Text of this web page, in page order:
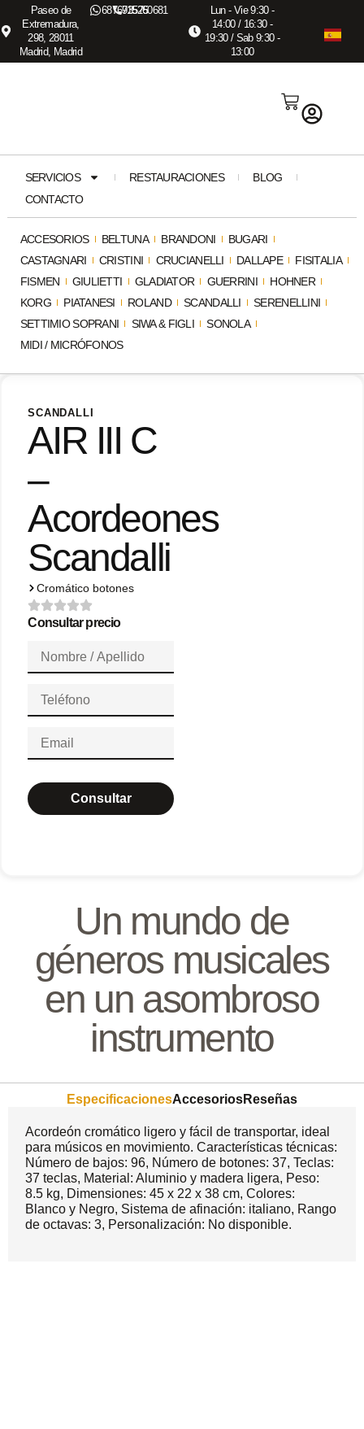
Paseo de
Extremadura,
298, 28011
Madrid, Madrid
687673575
915260681
Lun - Vie 9:30 -
14:00 / 16:30 -
19:30 / Sab 9:30 -
13:00
ACCESORIOS BELTUNA BRANDONI
BUGARI
CASTAGNARI
CRISTINI CRUCIANELLI DALLAPE
FISITALIA
FISMEN
GIULIETTI GLADIATOR GUERRINI
HOHNER
KORG
PIATANESI ROLAND SCANDALLI
SERENELLINI
SETTIMIO SOPRANI
SIWA & FIGLI
SONOLA
MIDI / MICRÓFONOS
SERVICIOS RESTAURACIONES
BLOG
CONTACTO
SCANDALLI
AIR III C
–
Acordeones
Scandalli
Cromático botones
Consultar precio
Consultar
Un mundo de
géneros musicales
en un asombroso
instrumento
EspecificacionesAccesoriosReseñas
Acordeón cromático ligero y fácil de transportar, ideal
para músicos en movimiento. Características técnicas:
Número de bajos: 96, Número de botones: 37, Teclas:
37 teclas, Material: Aluminio y madera ligera, Peso:
8.5 kg, Dimensiones: 45 x 22 x 38 cm, Colores:
Blanco y Negro, Sistema de afinación: italiano, Rango
de octavas: 3, Personalización: No disponible.